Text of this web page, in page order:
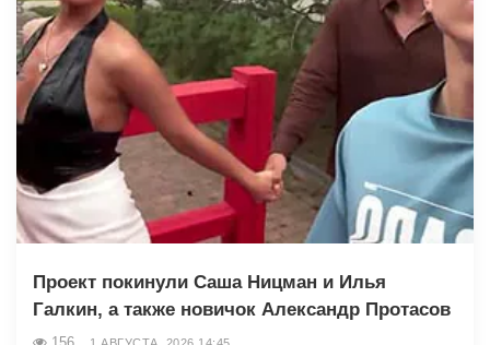
Проект покинули Саша Ницман и Илья
Галкин, а также новичок Александр Протасов